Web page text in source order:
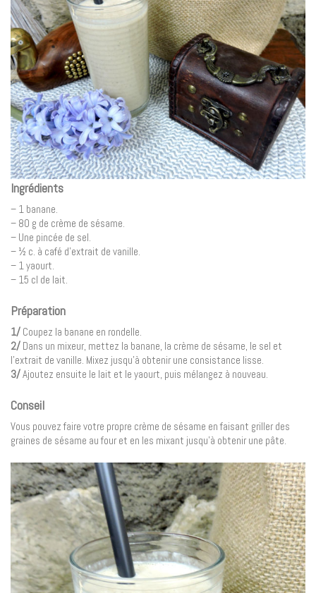
Ingrédients
– 1 banane.
– 80 g de crème de sésame.
– Une pincée de sel.
– ½ c. à café d’extrait de vanille.
– 1 yaourt.
– 15 cl de lait.
Préparation
1/ Coupez la banane en rondelle.
2/ Dans un mixeur, mettez la banane, la crème de sésame, le sel et
l’extrait de vanille. Mixez jusqu’à obtenir une consistance lisse.
3/Ajoutez ensuite le lait et le yaourt, puis mélangez à nouveau.
Conseil
Vous pouvez faire votre propre crème de sésame en faisant griller des
graines de sésame au four et en les mixant jusqu’à obtenir une pâte.